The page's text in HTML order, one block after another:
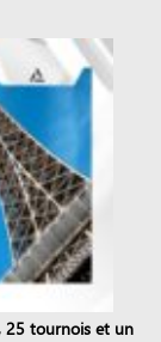
25 tournois et un